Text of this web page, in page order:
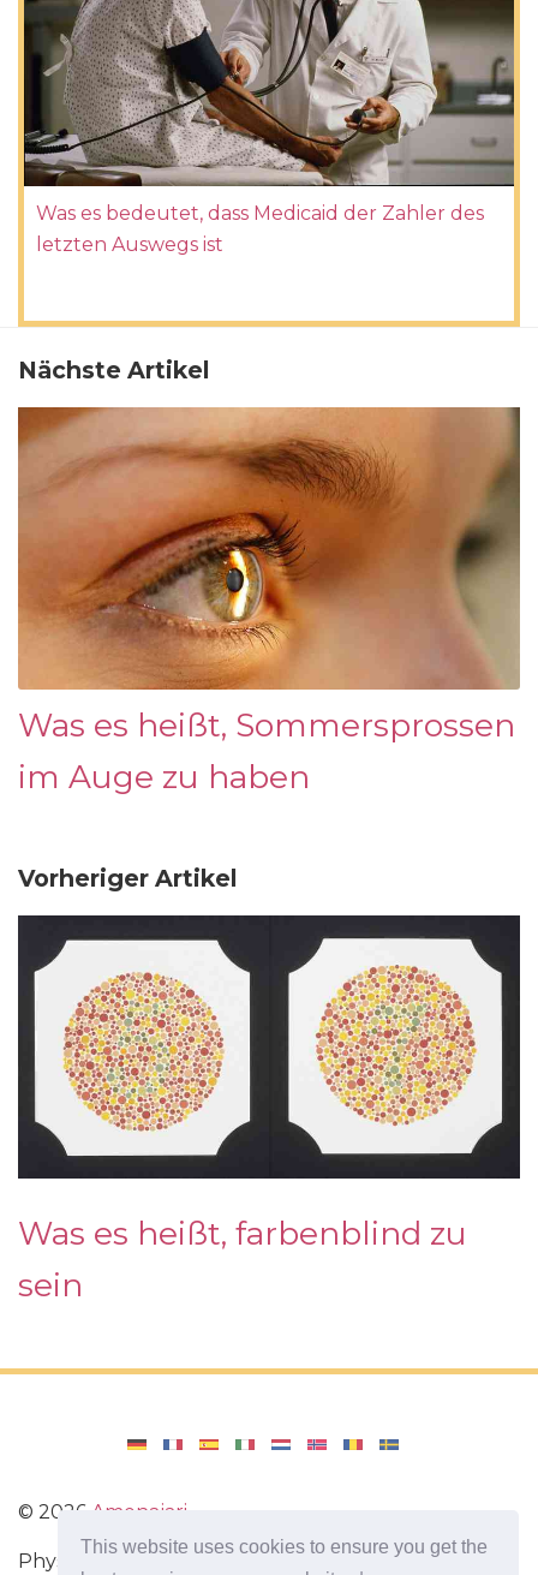
This website uses cookies to ensure you get the
Was es bedeutet, dass Medicaid der Zahler des
letzten Auswegs ist
Nächste Artikel
Was es heißt, Sommersprossen
im Auge zu haben
Vorheriger Artikel
Was es heißt, farbenblind zu
sein
© 2026 Amenajari
Physische Übungen. Diäten und Rezepte für eine